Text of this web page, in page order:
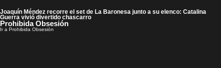
Joaquín Méndez recorre el set de La Baronesa junto a su elenco: Catalina
Guerra vivió divertido chascarro
Prohibida Obsesión
Ir a Prohibida Obsesión